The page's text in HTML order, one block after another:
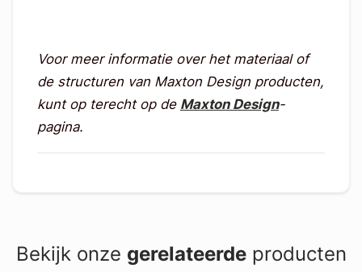
Voor meer informatie over het materiaal of
de structuren van Maxton Design producten,
kunt op terecht op de Maxton Design-
pagina.
Bekijk onze gerelateerdeproducten